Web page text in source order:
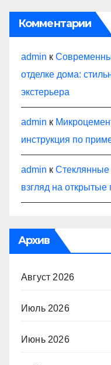
Комментарии
admin к
отделке дома:
экстерьера
admin к
инструкция по
admin к
взгляд на
Архив
Август 2026
Июль 2026
Июнь 2026